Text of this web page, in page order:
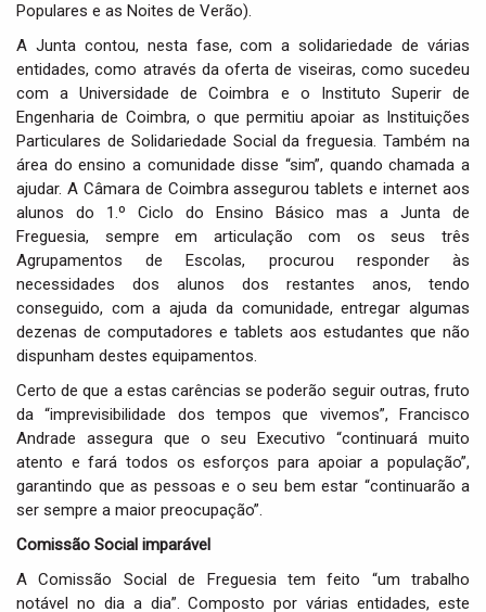
Populares e as Noites de Verão).
A Junta contou, nesta fase, com a solidariedade de várias
entidades, como através da oferta de viseiras, como sucedeu
com a Universidade de Coimbra e o Instituto Superir de
Engenharia de Coimbra, o que permitiu apoiar as Instituições
Particulares de Solidariedade Social da freguesia. Também na
área do ensino a comunidade disse “sim”, quando chamada a
ajudar. A Câmara de Coimbra assegurou tablets e internet aos
alunos do 1.º Ciclo do Ensino Básico mas a Junta de
Freguesia, sempre em articulação com os seus três
Agrupamentos de Escolas, procurou responder às
necessidades dos alunos dos restantes anos, tendo
conseguido, com a ajuda da comunidade, entregar algumas
dezenas de computadores e tablets aos estudantes que não
dispunham destes equipamentos.
Certo de que a estas carências se poderão seguir outras, fruto
da “imprevisibilidade dos tempos que vivemos”, Francisco
Andrade assegura que o seu Executivo “continuará muito
atento e fará todos os esforços para apoiar a população”,
garantindo que as pessoas e o seu bem estar “continuarão a
ser sempre a maior preocupação”.
Comissão Social imparável
A Comissão Social de Freguesia tem feito “um trabalho
notável no dia a dia”. Composto por várias entidades, este